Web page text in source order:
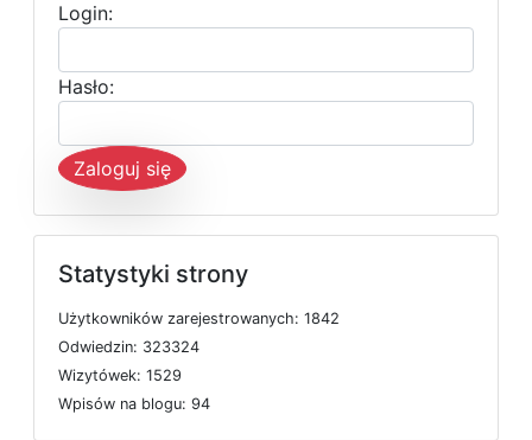
Login:
Hasło:
Zaloguj się
Statystyki strony
Użytkowników zarejestrowanych: 1842
Odwiedzin: 323324
Wizytówek: 1529
Wpisów na blogu: 94